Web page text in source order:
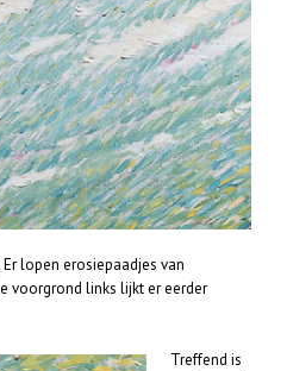
lopen erosiepaadjes van
voorgrond links lijkt er eerder
Treffend is